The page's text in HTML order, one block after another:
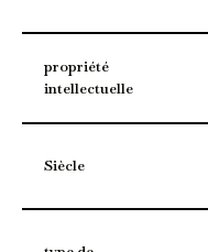
propriété
intellectuelle
Siècle